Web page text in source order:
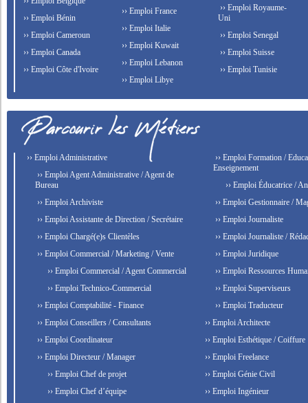
›› Emploi Bénin
›› Emploi Cameroun
›› Emploi Canada
›› Emploi Côte d'Ivoire
›› Emploi France
›› Emploi Italie
›› Emploi Kuwait
›› Emploi Lebanon
›› Emploi Libye
›› Emploi Royaume-
Uni
›› Emploi Senegal
›› Emploi Suisse
›› Emploi Tunisie
›› Emploi Administrative
›› Emploi Agent Administrative / Agent de
Bureau
›› Emploi Archiviste
›› Emploi Assistante de Direction / Secrétaire
›› Emploi Chargé(e)s Clientèles
›› Emploi Commercial / Marketing / Vente
›› Emploi Commercial / Agent Commercial
›› Emploi Technico-Commercial
›› Emploi Comptabilité - Finance
›› Emploi Conseillers / Consultants
›› Emploi Coordinateur
›› Emploi Directeur / Manager
›› Emploi Chef de projet
›› Emploi Chef d’équipe
›› Emploi Formation /
Enseignement
›› Emploi Éducatrice /
›› Emploi Gestionnaire /
›› Emploi Journaliste
›› Emploi Journaliste /
›› Emploi Juridique
›› Emploi Ressources
›› Emploi Superviseurs
›› Emploi Traducteur
›› Emploi Architecte
›› Emploi Esthétique / Coiffure
›› Emploi Freelance
›› Emploi Génie Civil
›› Emploi Ingénieur